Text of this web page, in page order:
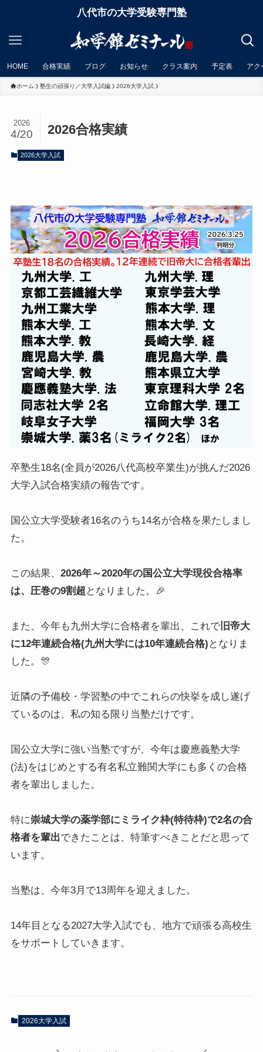
八代市の大学受験専門塾
HOME 合格実績 ブログ お知らせ クラス案内 予定表 アク
ホーム 塾生の頑張り／大学入試編 2026大学入試
2026合格実績
2026
4/20
2026大学入試
卒塾生18名(全員が2026八代高校卒業生)が挑んだ2026
大学入試合格実績の報告です。
国公立大学受験者16名のうち14名が合格を果たしまし
た。
この結果、 2026年～2020年の国公立大学現役合格率
は、圧巻の9割超 となりました。🎉
また、今年も九州大学に合格者を輩出、これで旧帝大
に12年連続合格(九州大学には10年連続合格) となりま
した。🎊
近隣の予備校・学習塾の中でこれらの快挙を成し遂げ
ているのは、私の知る限り当塾だけです。
国公立大学に強い当塾ですが、今年は慶應義塾大学
(法)をはじめとする有名私立難関大学にも多くの合格
者を輩出しました。
特に崇城大学の薬学部にミライク枠(特待枠)で2名の合
格者を輩出できたことは、特筆すべきことだと思って
います。
当塾は、今年3月で13周年を迎えました。
14年目となる2027大学入試でも、地方で頑張る高校生
をサポートしていきます。
2026大学入試